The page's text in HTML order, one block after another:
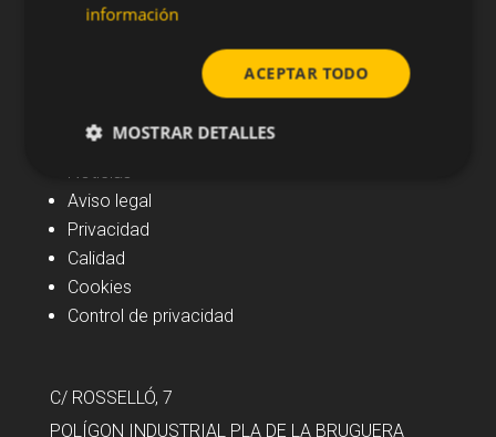
Navegación
Noticias
Aviso legal
Privacidad
Calidad
Cookies
Control de privacidad
C/ ROSSELLÓ, 7
POLÍGON INDUSTRIAL PLA DE LA BRUGUERA
información
ACEPTAR TODO
MOSTRAR DETALLES